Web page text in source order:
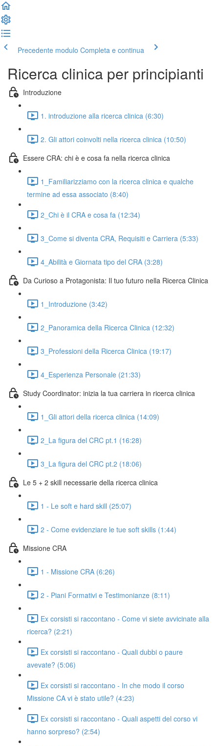
Precedente modulo Completa e continua
Ricerca clinica per principianti
Introduzione
1. introduzione alla ricerca clinica (6:30)
2. Gli attori coinvolti nella ricerca clinica (10:50)
Essere CRA: chi è e cosa fa nella ricerca clinica
1_Familiarizziamo con la ricerca clinica e qualche
termine ad essa associato (8:40)
2_Chi è il CRA e cosa fa (12:34)
3_Come si diventa CRA, Requisiti e Carriera (5:33)
4_Abilità e Giornata tipo del CRA (3:28)
Da Curioso a Protagonista: Il tuo futuro nella Ricerca Clinica
1_Introduzione (3:42)
2_Panoramica della Ricerca Clinica (12:32)
3_Professioni della Ricerca Clinica (19:17)
4_Esperienza Personale (21:33)
Study Coordinator: inizia la tua carriera in ricerca clinica
1_Gli attori della ricerca clinica (14:09)
2_La figura del CRC pt.1 (16:28)
3_La figura del CRC pt.2 (18:06)
Le 5 + 2 skill necessarie della ricerca clinica
1 - Le soft e hard skill (25:07)
2 - Come evidenziare le tue soft skills (1:44)
Missione CRA
1 - Missione CRA (6:26)
2 - Piani Formativi e Testimonianze (8:11)
Ex corsisti si raccontano - Come vi siete avvicinate alla
ricerca? (2:21)
Ex corsisti si raccontano - Quali dubbi o paure
avevate? (5:06)
Ex corsisti si raccontano - In che modo il corso
Missione CA vi è stato utile? (4:23)
Ex corsisti si raccontano - Quali aspetti del corso vi
hanno sorpreso? (2:54)